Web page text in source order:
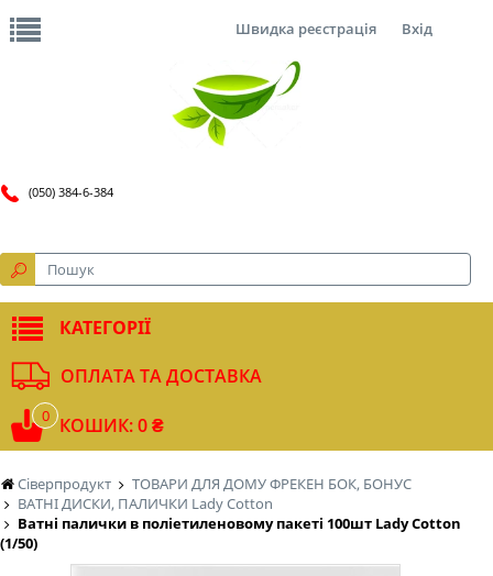
Сіверпродукт
ТОВАРИ ДЛЯ ДОМУ ФРЕКЕН БОК, БОНУС
ВАТНІ ДИСКИ, ПАЛИЧКИ Lady Cotton
Ватні палички в поліетиленовому пакеті 100шт Lady Cotton
(1/50)
Швидка реєстрація Вхід
(050) 384-6-384
КАТЕГОРІЇ
ОПЛАТА ТА ДОСТАВКА
0 КОШИК: 0 ₴